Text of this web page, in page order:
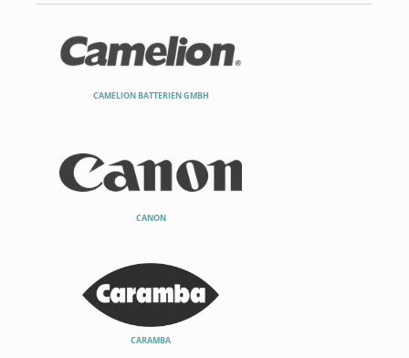
CAMELION BATTERIEN GMBH
CANON
CARAMBA